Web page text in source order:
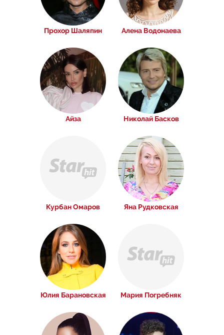
Прохор Шаляпин Алена Водонаева
Айза Николай Басков
Курбан Омаров Яна Рудковская
Юлия Барановская Мария Погребняк